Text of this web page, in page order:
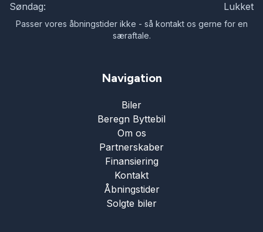
Søndag:
Lukket
Passer vores åbningstider ikke - så kontakt os gerne for en
særaftale.
Navigation
Biler
Beregn Byttebil
Om os
Partnerskaber
Finansiering
Kontakt
Åbningstider
Solgte biler